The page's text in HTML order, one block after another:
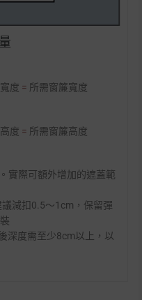
度 = 所需窗簾寬度
度 = 所需窗簾高度
實際可額外增加的遮蓋範
減扣0.5～1cm，保留彈
深度需至少8cm以上，以